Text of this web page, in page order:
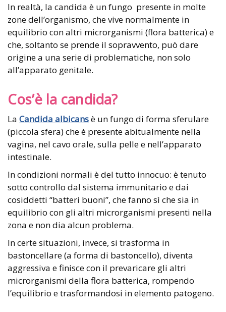
In realtà, la candida è un fungo presente in molte
zone dell’organismo, che vive normalmente in
equilibrio con altri microrganismi (flora batterica) e
che, soltanto se prende il sopravvento, può dare
origine a una serie di problematiche, non solo
all’apparato genitale.
Cos’è la candida?
La Candida albicansè un fungo di forma sferulare
(piccola sfera) che è presente abitualmente nella
vagina, nel cavo orale, sulla pelle e nell’apparato
intestinale.
In condizioni normali è del tutto innocuo: è tenuto
sotto controllo dal sistema immunitario e dai
cosiddetti “batteri buoni”, che fanno sì che sia in
equilibrio con gli altri microrganismi presenti nella
zona e non dia alcun problema.
In certe situazioni, invece, si trasforma in
bastoncellare (a forma di bastoncello), diventa
aggressiva e finisce con il prevaricare gli altri
microrganismi della flora batterica, rompendo
l’equilibrio e trasformandosi in elemento patogeno.